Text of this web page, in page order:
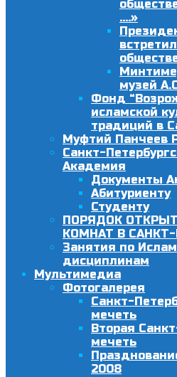
….»
музей
Фонд
исламской
традиций в
Муфтий Панчеев
Санкт-
Академия
Документы
Абитуриенту
Студенту
ПОРЯДОК
КОМНАТ В САНКТ-
Занятия по
дисциплинам
Мультимедиа
Фотогалерея
Санкт-
мечеть
Вторая
мечеть
2008